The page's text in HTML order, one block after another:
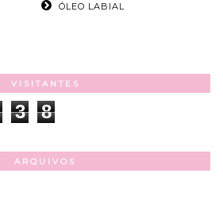
ÓLEO LABIAL
VISITANTES
3 8
ARQUIVOS